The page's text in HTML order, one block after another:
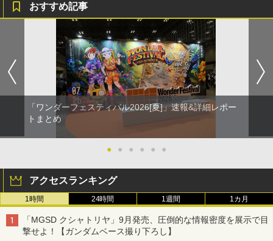
おすすめ記事
「ワンダーフェスティバル2026[夏]」速報&詳細レポー
トまとめ
● ● ● ● ● ●
アクセスランキング
1時間 24時間 1週間 1カ月
「MGSD クシャトリヤ」9月発売、圧倒的な情報密度を展示で目
撃せよ！【ガンダムベース撮り下ろし】